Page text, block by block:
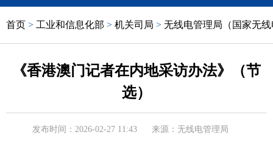
首页 > 工业和信息化部 > 机关司局 > 无线电管理局（国家无
《香港澳门记者在内地采访办法》（节
选）
发布时间：2026-02-27 11:43 来源：无线电管理局